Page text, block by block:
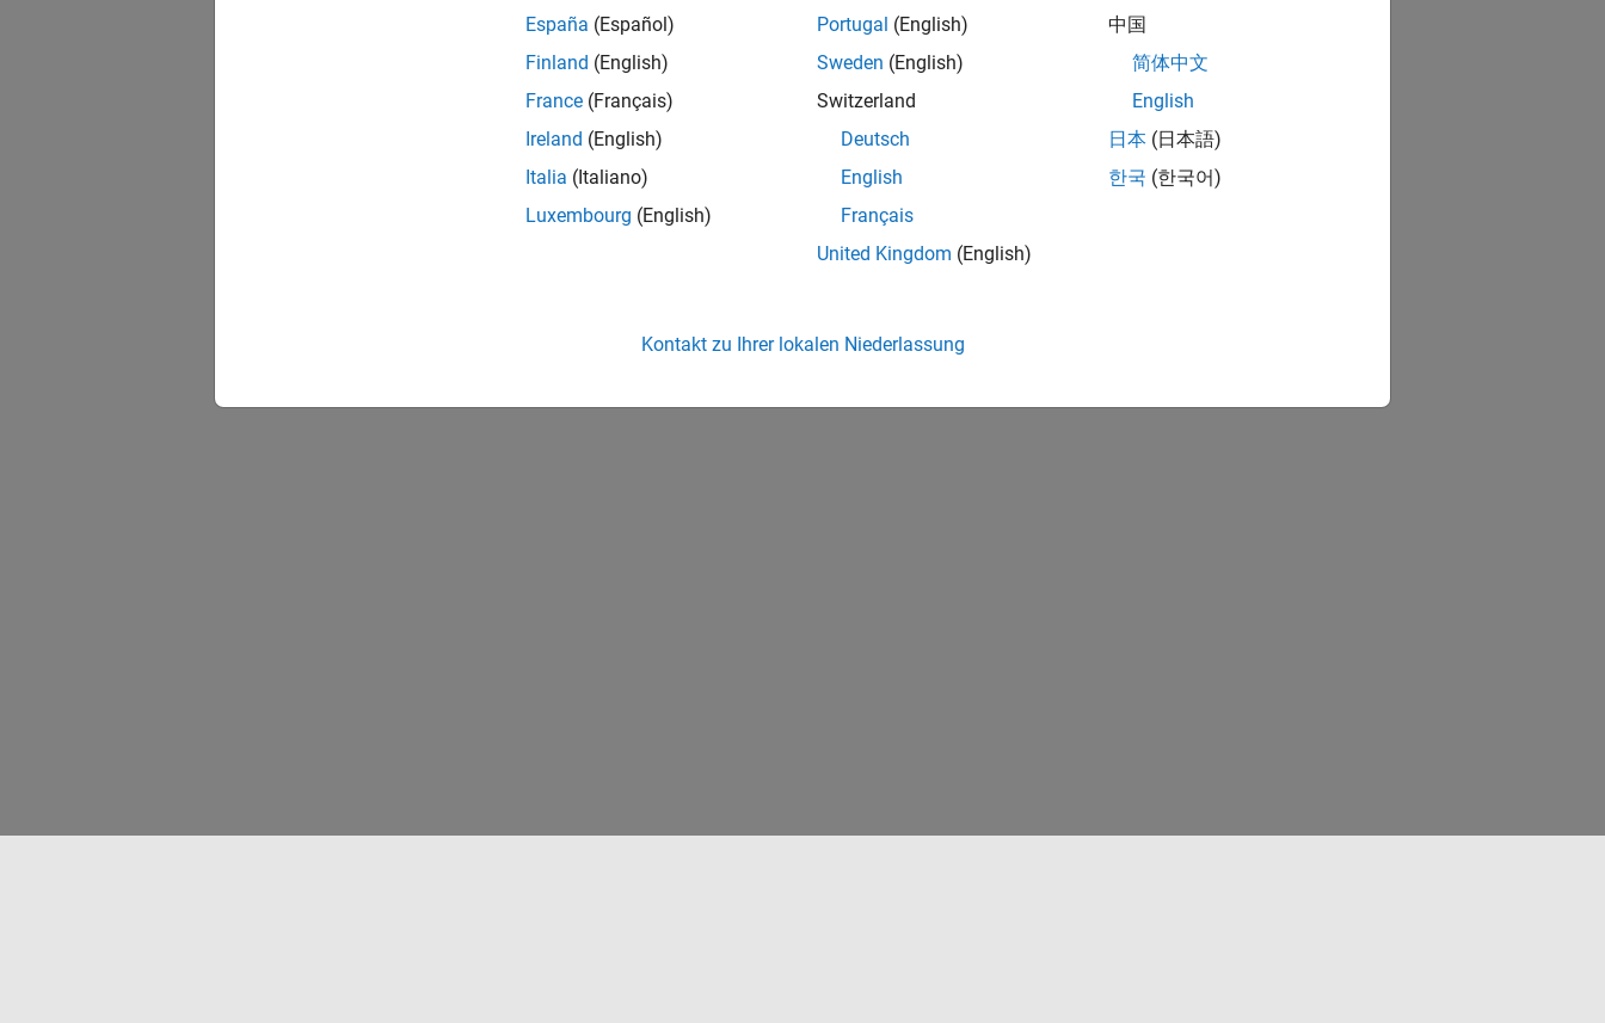
España (Español)
Finland (English)
France (Français)
Ireland (English)
Italia (Italiano)
Luxembourg (English)
Portugal (English)
Sweden (English)
Switzerland
Deutsch
English
Français
United Kingdom (English)
中国
简体中文
English
日本 (日本語)
한국 (한국어)
Kontakt zu Ihrer lokalen Niederlassung